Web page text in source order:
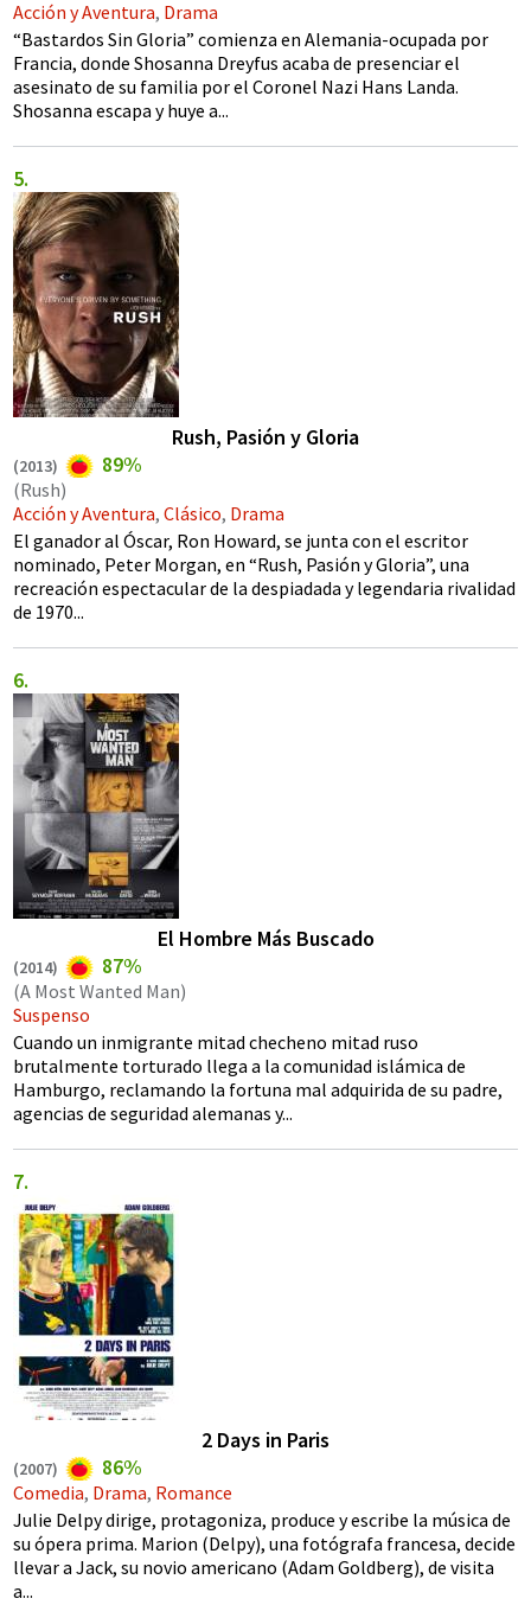
Acción y Aventura, Drama
“Bastardos Sin Gloria” comienza en Alemania-ocupada por
Francia, donde Shosanna Dreyfus acaba de presenciar el
asesinato de su familia por el Coronel Nazi Hans Landa.
Shosanna escapa y huye a...
Rush, Pasión y Gloria
(2013) 89%
(Rush)
Acción y Aventura,Clásico, Drama
El ganador al Óscar, Ron Howard, se junta con el escritor
nominado, Peter Morgan, en “Rush, Pasión y Gloria”, una
recreación espectacular de la despiadada y legendaria rivalidad
de 1970...
El Hombre Más Buscado
(2014) 87%
(A Most Wanted Man)
Suspenso
Cuando un inmigrante mitad checheno mitad ruso
brutalmente torturado llega a la comunidad islámica de
Hamburgo, reclamando la fortuna mal adquirida de su padre,
agencias de seguridad alemanas y...
2 Days in Paris
(2007) 86%
Comedia, Drama, Romance
Julie Delpy dirige, protagoniza, produce y escribe la música de
su ópera prima. Marion (Delpy), una fotógrafa francesa, decide
llevar a Jack, su novio americano (Adam Goldberg), de visita
a...